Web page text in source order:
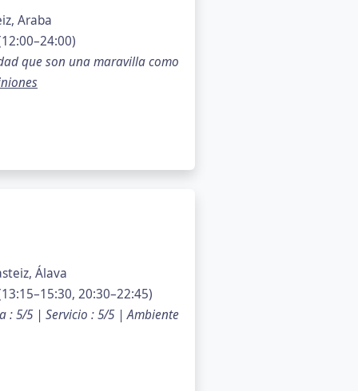
Araba
que son una maravilla como
Álava
20:30–22:45)
: 5/5 | Servicio : 5/5 | Ambiente